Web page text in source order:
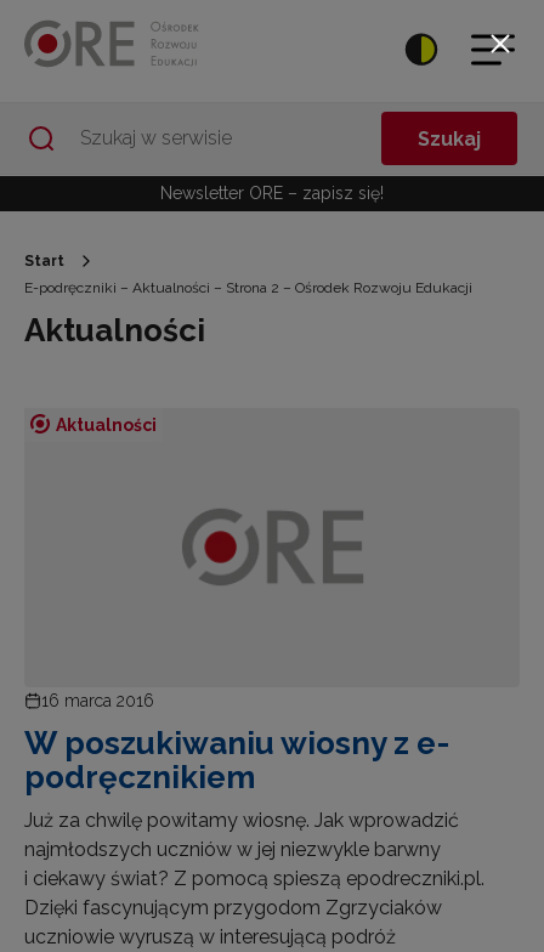
Szukaj
Newsletter ORE – zapisz się!
Start
E-podręczniki – Aktualności – Strona 2 – Ośrodek Rozwoju Edukacji
Aktualności
Aktualności
16 marca 2016
W poszukiwaniu wiosny z e-
podręcznikiem
Już za chwilę powitamy wiosnę. Jak wprowadzić
najmłodszych uczniów w jej niezwykle barwny
i ciekawy świat? Z pomocą spieszą epodreczniki.pl.
Dzięki fascynującym przygodom Zgrzyciaków
uczniowie wyruszą w interesującą podróż